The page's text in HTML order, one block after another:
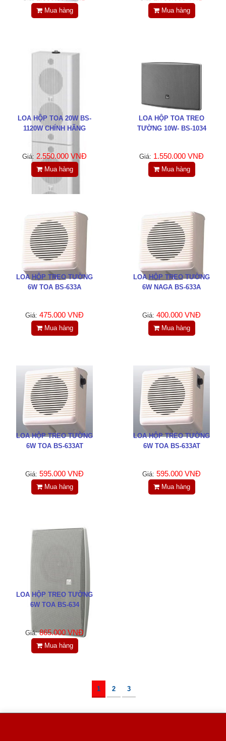
Mua hàng Mua hàng
LOA HỘP TOA 20W BS-
1120W CHÍNH HÃNG
Giá: 2.550.000 VNĐ
Mua hàng
LOA HỘP TOA TREO
TƯỜNG 10W- BS-1034
Giá: 1.550.000 VNĐ
Mua hàng
LOA HỘP TREO TƯỜNG
6W TOA BS-633A
Giá: 475.000 VNĐ
Mua hàng
LOA HỘP TREO TƯỜNG
6W NAGA BS-633A
Giá: 400.000 VNĐ
Mua hàng
LOA HỘP TREO TƯỜNG
6W TOA BS-633AT
Giá: 595.000 VNĐ
Mua hàng
LOA HỘP TREO TƯỜNG
6W TOA BS-633AT
Giá: 595.000 VNĐ
Mua hàng
LOA HỘP TREO TƯỜNG
6W TOA BS-634
Giá: 865.000 VNĐ
Mua hàng
1 2 3
Tin tức
Đóng
TRÊN MẠNG XÃ HỘI
Facebook
Google
Twitter
LinkedIn
LIÊN HỆ
HotLine
0988829841
©COPYRIGHT 2019. ALL RIGHTS RESERVED